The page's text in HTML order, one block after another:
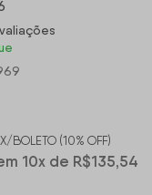
BOLETO (10% OFF)
10x de R$135,54